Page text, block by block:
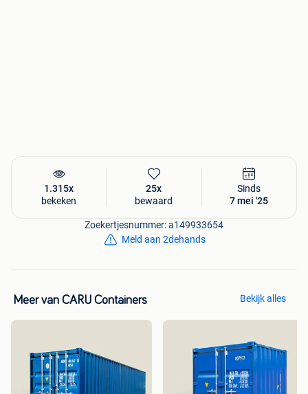
Ontdek onze Webshop
1.315x
bekeken
25x
bewaard
Sinds
7 mei '25
Zoekertjesnummer: a149933654
Meld aan 2dehands
Meer van CARU Containers Bekijk alles